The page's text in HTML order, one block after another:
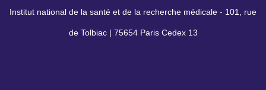
conforme)
Institut national de la santé et de la recherche médicale - 101, rue
de Tolbiac | 75654 Paris Cedex 13